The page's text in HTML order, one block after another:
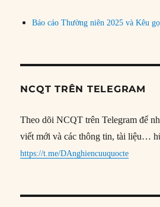
Báo cáo Thường niên 2025 và Kêu
NCQT TRÊN TELEGRAM
Theo dõi NCQT trên Telegram để
viết mới và các thông tin, tài liệu…
https://t.me/DAnghiencuuquocte